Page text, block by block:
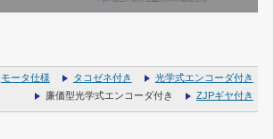
モータ仕様 タコゼネ付き
光学式エンコーダ付き
廉価型光学式エンコーダ付き
ZJPギヤ付き